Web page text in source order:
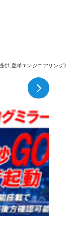
供 慶洋エンジニアリング》